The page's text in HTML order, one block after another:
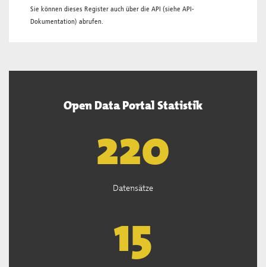
Sie können dieses Register auch über die API (siehe API-
Dokumentation) abrufen.
Open Data Portal Statistik
222
Datensätze
15